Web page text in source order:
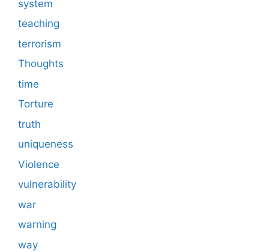
system
teaching
terrorism
Thoughts
time
Torture
truth
uniqueness
Violence
vulnerability
war
warning
way